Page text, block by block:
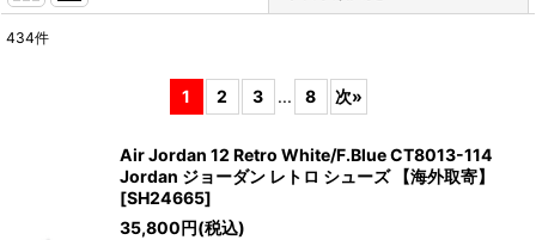
434件
1 2 3 ... 8 次»
Air Jordan 12 Retro White/F.Blue CT8013-114
Jordan ジョーダン レトロ シューズ 【海外取寄】
[SH24665]
35,800円(税込)